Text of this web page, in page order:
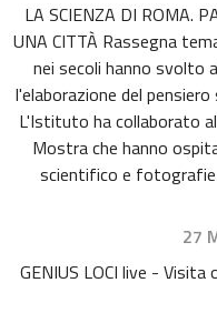
LA SCIENZA DI ROMA.
UNA CITTÀ Rassegna
nei secoli hanno svolto
l'elaborazione del
L'Istituto ha collaborato
Mostra che hanno
scientifico e fotografie
27
GENIUS LOCI live -